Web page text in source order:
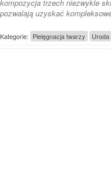
kompozycja trzech niezwykle
pozwalają uzyskać
Kategorie: Pielęgnacja twarzy Uroda